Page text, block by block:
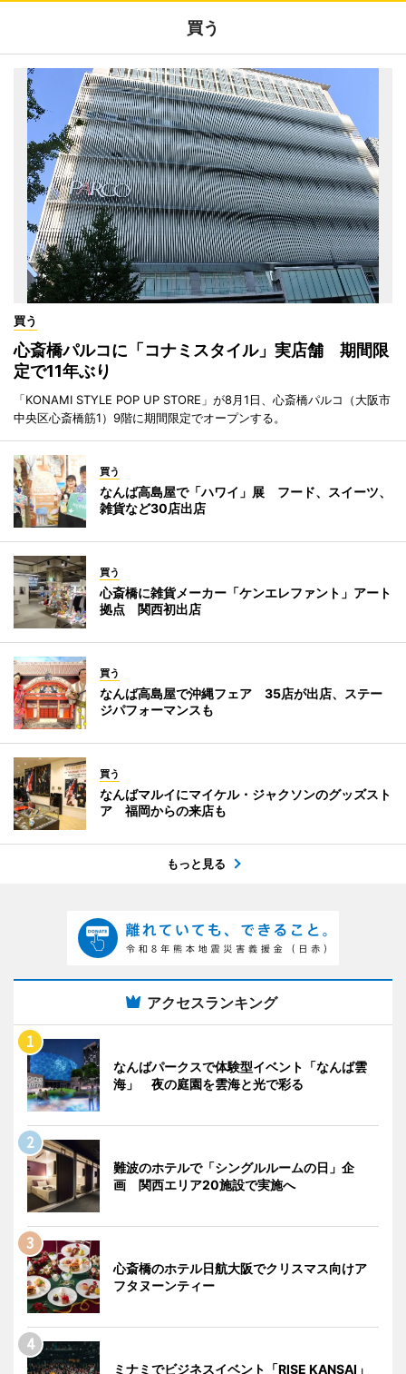
買う
買う
心斎橋パルコに「コナミスタイル」実店舗 期間限
定で11年ぶり
「KONAMI STYLE POP UP STORE」が8月1日、心斎橋パルコ（大阪市
中央区心斎橋筋1）9階に期間限定でオープンする。
買う
なんば高島屋で「ハワイ」展 フード、スイーツ、
雑貨など30店出店
買う
心斎橋に雑貨メーカー「ケンエレファント」アート
拠点 関西初出店
買う
なんば高島屋で沖縄フェア 35店が出店、ステー
ジパフォーマンスも
買う
なんばマルイにマイケル・ジャクソンのグッズスト
ア 福岡からの来店も
もっと見る
アクセスランキング
なんばパークスで体験型イベント「なんば雲
海」 夜の庭園を雲海と光で彩る
難波のホテルで「シングルルームの日」企
画 関西エリア20施設で実施へ
心斎橋のホテル日航大阪でクリスマス向けア
フタヌーンティー
ミナミでビジネスイベント「RISE KANSAI」